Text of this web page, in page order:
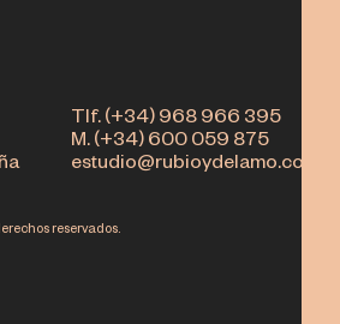
Tlf. (+34) 968 966 395
M. (+34) 600 059 875
estudio@rubioydelamo.com
reservados.